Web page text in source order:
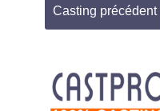
Casting précédent